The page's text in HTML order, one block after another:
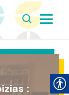
: